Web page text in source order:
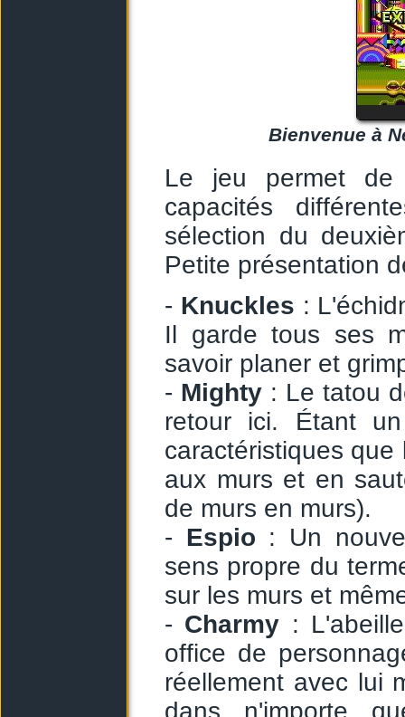
Bienvenue à
Le jeu permet de
capacités
sélection du
Petite présentation
- Knuckles :
Il garde tous ses
savoir planer et
- Mighty : Le tatou
retour ici. Étant
caractéristiques
aux murs et en
de murs en murs).
- Espio : Un
sens propre du
sur les murs et
- Charmy :
office de
réellement avec lui
dans n'importe